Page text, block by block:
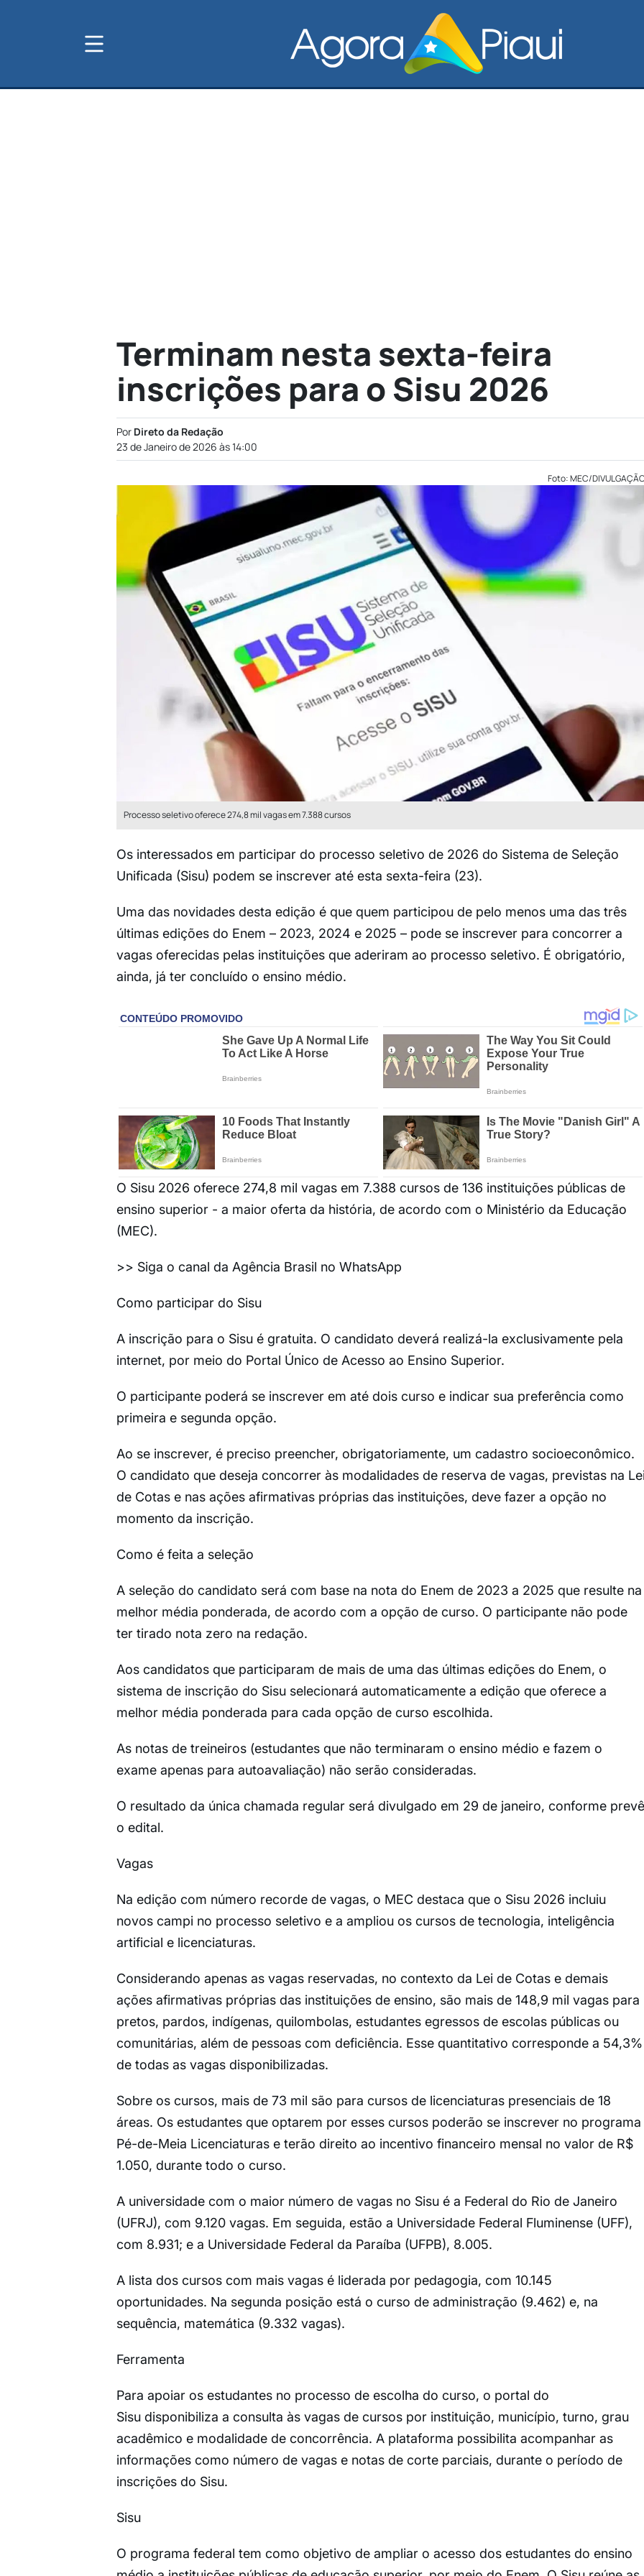
Terminam nesta sexta-feira
inscrições para o Sisu 2026
Por Direto da Redação
23 de Janeiro de 2026 às 14:00
Foto: MEC/
Processo seletivo oferece 274,8 mil vagas em 7.388 cursos
Os interessados em participar do processo seletivo de 2026 do Sistema de Seleção
Unificada (Sisu) podem se inscrever até esta sexta-feira (23).
Uma das novidades desta edição é que quem participou de pelo menos uma das três
últimas edições do Enem – 2023, 2024 e 2025 – pode se inscrever para concorrer a
vagas oferecidas pelas instituições que aderiram ao processo seletivo. É obrigatório,
ainda, já ter concluído o ensino médio.
O Sisu 2026 oferece 274,8 mil vagas em 7.388 cursos de 136 instituições públicas de
ensino superior - a maior oferta da história, de acordo com o Ministério da Educação
(MEC).
>> Siga o canal da Agência Brasil no WhatsApp
Como participar do Sisu
A inscrição para o Sisu é gratuita. O candidato deverá realizá-la exclusivamente pela
internet, por meio do Portal Único de Acesso ao Ensino Superior.
O participante poderá se inscrever em até dois curso e indicar sua preferência como
primeira e segunda opção.
Ao se inscrever, é preciso preencher, obrigatoriamente, um cadastro socioeconômico.
O candidato que deseja concorrer às modalidades de reserva de vagas, previstas na
de Cotas e nas ações afirmativas próprias das instituições, deve fazer a opção no
momento da inscrição.
Como é feita a seleção
A seleção do candidato será com base na nota do Enem de 2023 a 2025 que resulte na
melhor média ponderada, de acordo com a opção de curso. O participante não pode
ter tirado nota zero na redação.
Aos candidatos que participaram de mais de uma das últimas edições do Enem, o
sistema de inscrição do Sisu selecionará automaticamente a edição que oferece a
melhor média ponderada para cada opção de curso escolhida.
As notas de treineiros (estudantes que não terminaram o ensino médio e fazem o
exame apenas para autoavaliação) não serão consideradas.
O resultado da única chamada regular será divulgado em 29 de janeiro, conforme prevê
o edital.
Vagas
Na edição com número recorde de vagas, o MEC destaca que o Sisu 2026 incluiu
novos campi no processo seletivo e a ampliou os cursos de tecnologia, inteligência
artificial e licenciaturas.
Considerando apenas as vagas reservadas, no contexto da Lei de Cotas e demais
ações afirmativas próprias das instituições de ensino, são mais de 148,9 mil vagas para
pretos, pardos, indígenas, quilombolas, estudantes egressos de escolas públicas ou
comunitárias, além de pessoas com deficiência. Esse quantitativo corresponde a 54,3%
de todas as vagas disponibilizadas.
Sobre os cursos, mais de 73 mil são para cursos de licenciaturas presenciais de 18
áreas. Os estudantes que optarem por esses cursos poderão se inscrever no programa
Pé-de-Meia Licenciaturas e terão direito ao incentivo financeiro mensal no valor de R$
1.050, durante todo o curso.
A universidade com o maior número de vagas no Sisu é a Federal do Rio de Janeiro
(UFRJ), com 9.120 vagas. Em seguida, estão a Universidade Federal Fluminense (UFF),
com 8.931; e a Universidade Federal da Paraíba (UFPB), 8.005.
A lista dos cursos com mais vagas é liderada por pedagogia, com 10.145
oportunidades. Na segunda posição está o curso de administração (9.462) e, na
sequência, matemática (9.332 vagas).
Ferramenta
Para apoiar os estudantes no processo de escolha do curso, o portal do
Sisu disponibiliza a consulta às vagas de cursos por instituição, município, turno, grau
acadêmico e modalidade de concorrência. A plataforma possibilita acompanhar as
informações como número de vagas e notas de corte parciais, durante o período de
inscrições do Sisu.
Sisu
O programa federal tem como objetivo de ampliar o acesso dos estudantes do ensino